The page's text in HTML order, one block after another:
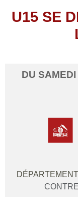
U15 SE
DU SAMEDI
CONTRE